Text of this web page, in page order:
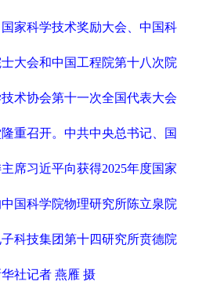
家科学技术奖励大会、中国科
大会和中国工程院第十八次院
术协会第十一次全国代表大会
重召开。中共中央总书记、国
席习近平向获得2025年度国家
国科学院物理研究所陈立泉院
科技集团第十四研究所贲德院
社记者 燕雁 摄